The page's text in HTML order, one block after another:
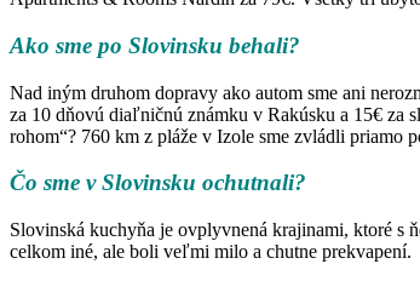
Ako sme po Slovinsku behali?
Nad iným druhom dopravy ako autom sme ani
za 10 dňovú diaľničnú známku v Rakúsku a 15€ za
rohom“? 760 km z pláže v Izole sme zvládli priamo
Čo sme v Slovinsku ochutnali?
Slovinská kuchyňa je ovplyvnená krajinami, ktoré s
celkom iné, ale boli veľmi milo a chutne prekvapení.